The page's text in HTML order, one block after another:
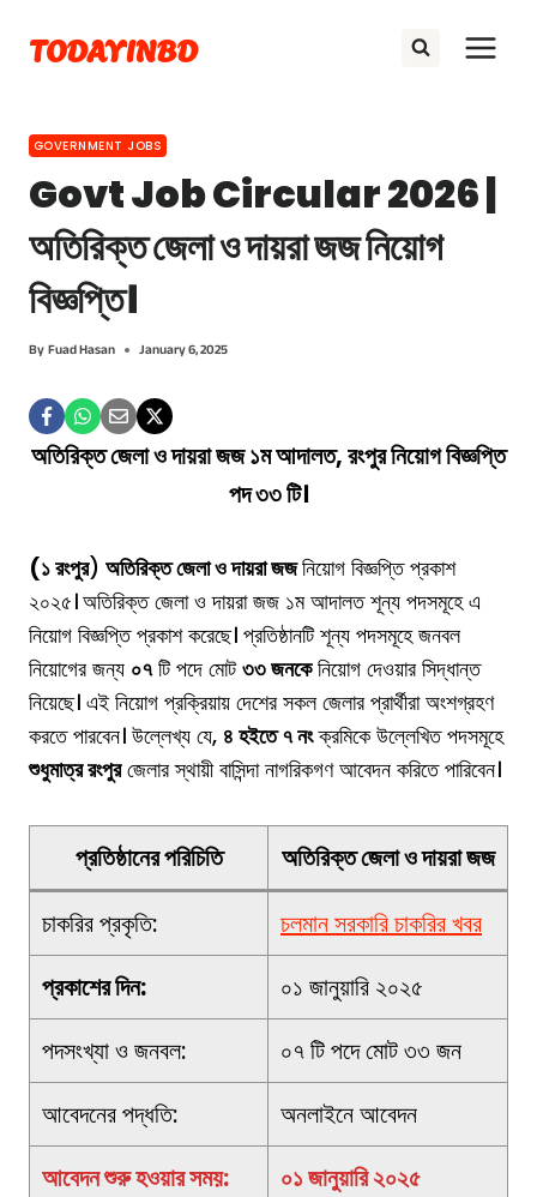
content
TODAYINBD
GOVERNMENT JOBS
Govt Job Circular 2026 |
অতিরিক্ত জেলা ও দায়রা জজ নিয়োগ
বিজ্ঞপ্তি।
ByFuad Hasan January 6, 2025
অতিরিক্ত জেলা ও দায়রা জজ ১ম আদালত, রংপুর নিয়োগ বিজ্ঞপ্তি
পদ ৩৩ টি।
(১ রংপুর) অতিরিক্ত জেলা ও দায়রা জজনিয়োগ বিজ্ঞপ্তি প্রকাশ
২০২৫।অতিরিক্ত জেলা ও দায়রা জজ ১ম আদালত শূন্য পদসমূহে এ
নিয়োগ বিজ্ঞপ্তি প্রকাশ করেছে। প্রতিষ্ঠানটি শূন্য পদসমূহে জনবল
নিয়োগের জন্য ০৭টি পদে মোট৩৩ জনকেনিয়োগ দেওয়ার সিদ্ধান্ত
নিয়েছে। এই নিয়োগ প্রক্রিয়ায় দেশের সকল জেলার প্রার্থীরা অংশগ্রহণ
করতে পারবেন। উল্লেখ্য যে, ৪ হইতে ৭ নংক্রমিকে উল্লেখিত পদসমূহে
শুধুমাত্র রংপুরজেলার স্থায়ী বাসিন্দা নাগরিকগণ আবেদন করিতে পারিবেন।
প্রতিষ্ঠানের পরিচিতি
অতিরিক্ত জেলা ও দায়রা জজ
চাকরির প্রকৃতি:
চলমান সরকারি চাকরির খবর
প্রকাশের দিন:
০১ জানুয়ারি ২০২৫
পদসংখ্যা ও জনবল:
০৭ টি পদে মোট ৩৩ জন
আবেদনের পদ্ধতি:
অনলাইনে আবেদন
আবেদন শুরু হওয়ার সময়:
০১ জানুয়ারি ২০২৫